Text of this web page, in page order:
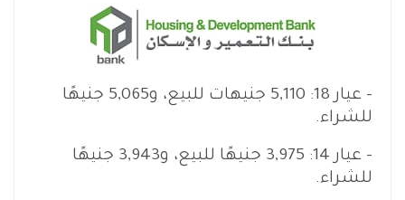
– عيار 18: 5,110 جنيهات للبيع، و5,065 جنيهًا
للشراء.
– عيار 14: 3,975 جنيهًا للبيع، و3,943 جنيهًا
للشراء.